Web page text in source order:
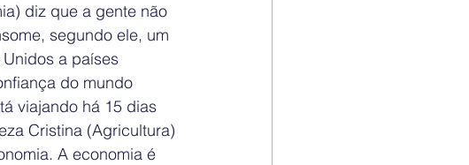
diz que a gente não
segundo ele, um
a países
do mundo
viajando há 15 dias
Cristina (Agricultura)
A economia é